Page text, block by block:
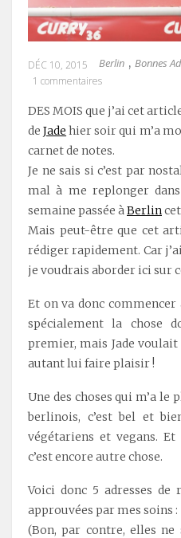
Berlin , Bonnes
DÉC 10, 2015
1 commentaires
DES MOIS que j’ai cet
deJade hier soir qui m’a
carnet de notes.
Je ne sais si c’est par
mal à me replonger
semaine passée àBerlin
Mais peut-être que cet
rédiger rapidement. Car
je voudrais aborder ici sur
Et on va donc commencer
spécialement la chose
premier, mais Jade voulait
autant lui faire plaisir !
Une des choses qui m’a le
berlinois, c’est bel et
végétariens et vegans. Et
c’est encore autre chose.
Voici donc 5 adresses
approuvées par mes soins :
(Bon, par contre, elles